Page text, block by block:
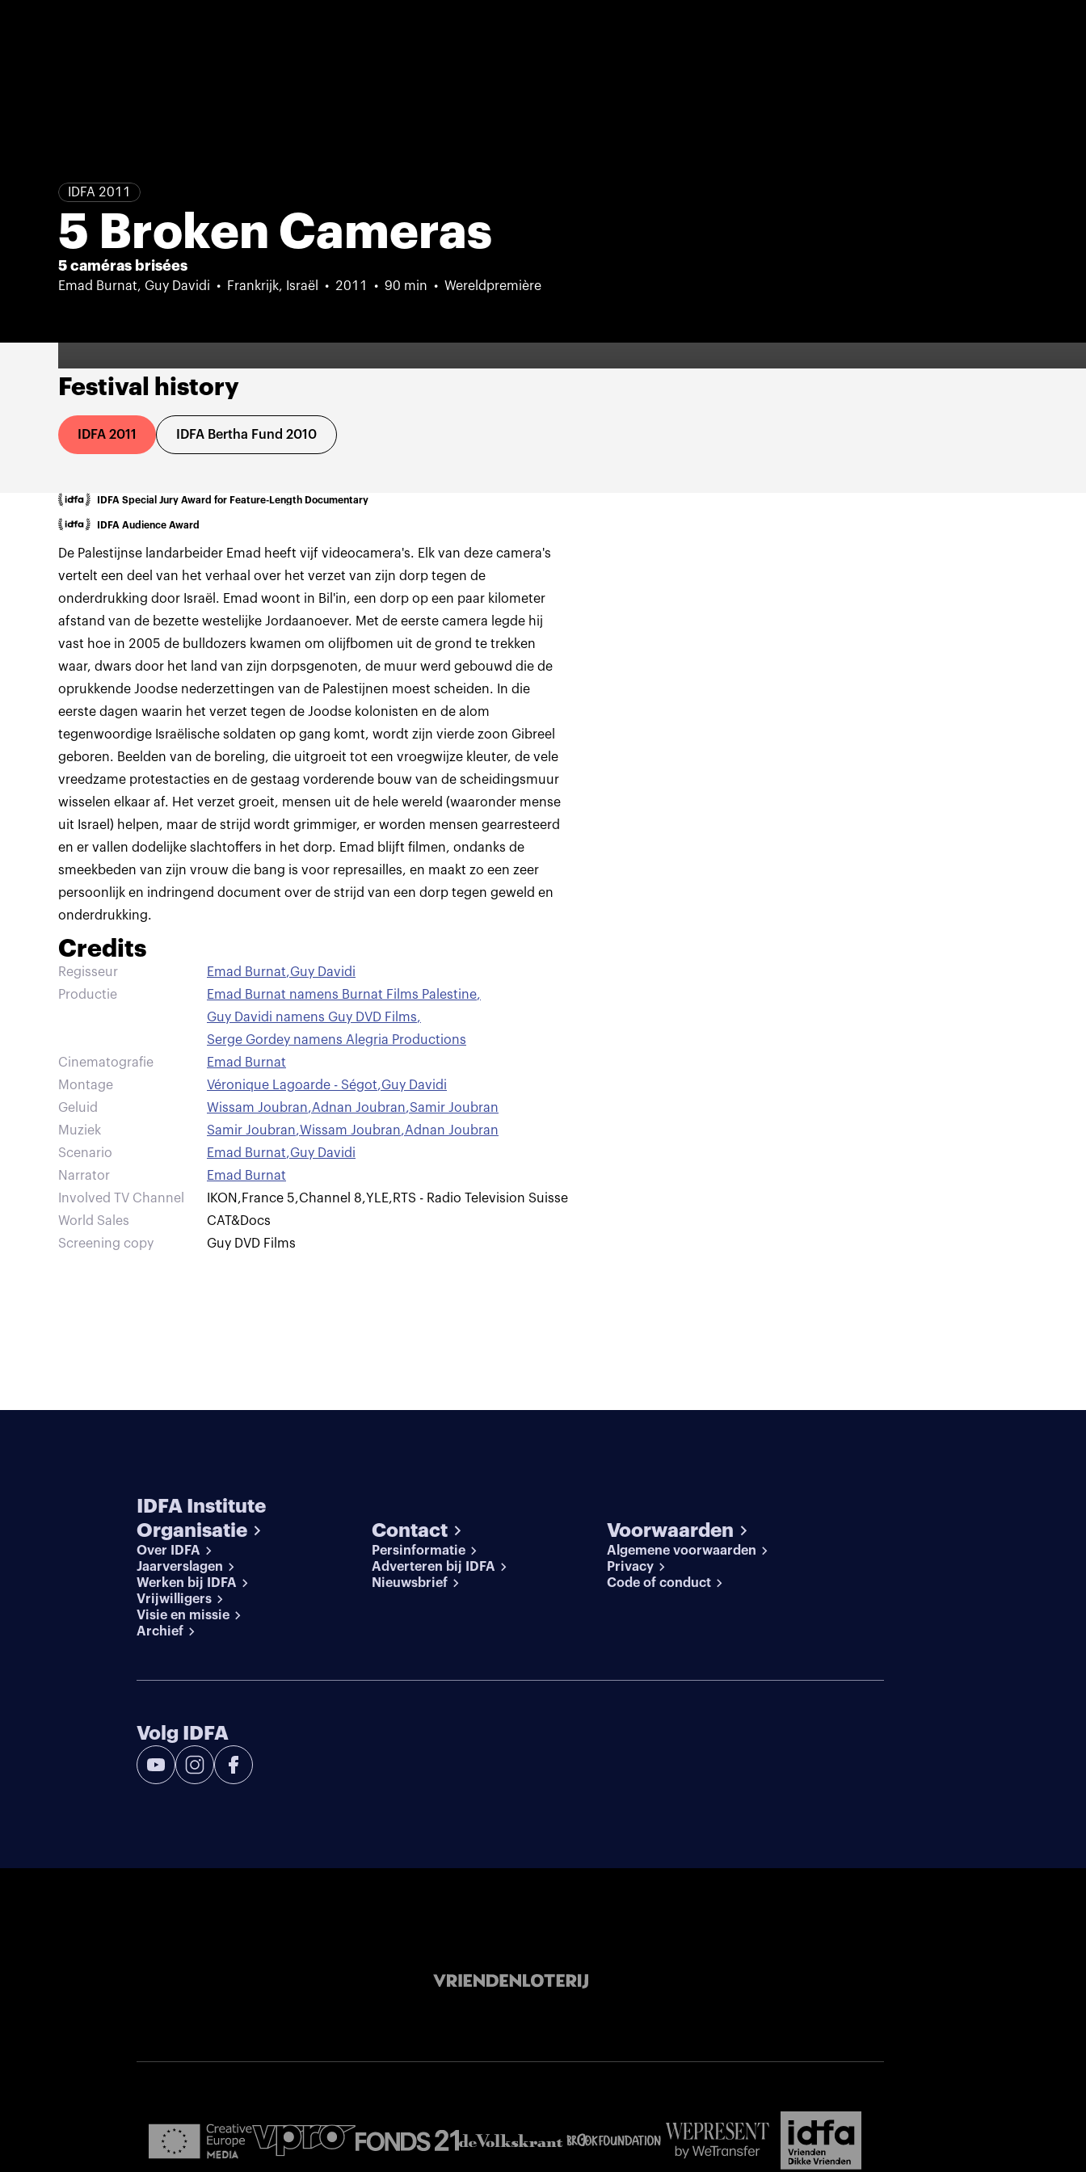
IDFA 2011
5 Broken Cameras
5 caméras brisées
Emad Burnat, Guy Davidi Frankrijk, Israël 2011 90 min Wereldpremière
Festival history
IDFA 2011 IDFA Bertha Fund 2010
IDFA Special Jury Award for Feature-Length Documentary
IDFA Audience Award
De Palestijnse landarbeider Emad heeft vijf videocamera's. Elk van deze camera's
vertelt een deel van het verhaal over het verzet van zijn dorp tegen de
onderdrukking door Israël. Emad woont in Bil'in, een dorp op een paar kilometer
afstand van de bezette westelijke Jordaanoever. Met de eerste camera legde hij
vast hoe in 2005 de bulldozers kwamen om olijfbomen uit de grond te trekken
waar, dwars door het land van zijn dorpsgenoten, de muur werd gebouwd die de
oprukkende Joodse nederzettingen van de Palestijnen moest scheiden. In die
eerste dagen waarin het verzet tegen de Joodse kolonisten en de alom
tegenwoordige Israëlische soldaten op gang komt, wordt zijn vierde zoon Gibreel
geboren. Beelden van de boreling, die uitgroeit tot een vroegwijze kleuter, de vele
vreedzame protestacties en de gestaag vorderende bouw van de scheidingsmuur
wisselen elkaar af. Het verzet groeit, mensen uit de hele wereld (waaronder mense
uit Israel) helpen, maar de strijd wordt grimmiger, er worden mensen gearresteerd
en er vallen dodelijke slachtoffers in het dorp. Emad blijft filmen, ondanks de
smeekbeden van zijn vrouw die bang is voor represailles, en maakt zo een zeer
persoonlijk en indringend document over de strijd van een dorp tegen geweld en
onderdrukking.
Credits
Regisseur Emad Burnat,Guy Davidi
Productie
Emad Burnat namens Burnat Films Palestine,
Guy Davidi namens Guy DVD Films,
Serge Gordey namens Alegria Productions
Cinematografie
Emad Burnat
Montage
Véronique Lagoarde - Ségot,Guy Davidi
Geluid
Wissam Joubran,Adnan Joubran,Samir Joubran
Muziek
Samir Joubran,Wissam Joubran,Adnan Joubran
Scenario
Emad Burnat,Guy Davidi
Narrator
Emad Burnat
Involved TV Channel
IKON ,France 5,Channel 8,YLE,RTS - Radio Television Suisse
World Sales
CAT&Docs
Screening copy
Guy DVD Films
IDFA Institute
Organisatie
Over IDFA
Jaarverslagen
Werken bij IDFA
Vrijwilligers
Visie en missie
Archief
Contact
Persinformatie
Adverteren bij IDFA
Nieuwsbrief
Voorwaarden
Algemene voorwaarden
Privacy
Code of conduct
Volg IDFA